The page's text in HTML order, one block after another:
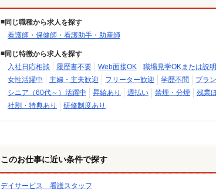
同じ職種から求人を探す
看護師・保健師・看護助手・助産師
同じ特徴から求人を探す
入社日応相談
履歴書不要 Web面接OK 職場見学OKまたは説
女性活躍中
主婦・主夫歓迎 フリーター歓迎 学歴不問 ブラ
シニア（60代～）活躍中
昇給あり 週払い 禁煙・分煙 残業
社割・特典あり
研修制度あり
このお仕事に近い条件で探す
デイサービス 看護スタッフ